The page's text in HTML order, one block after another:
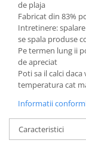
de plaja
Fabricat din 83%
Intretinere:
se spala produse
Pe termen lung ii
de apreciat
Poti sa il calci
temperatura cat
Informatii
Caracteristici